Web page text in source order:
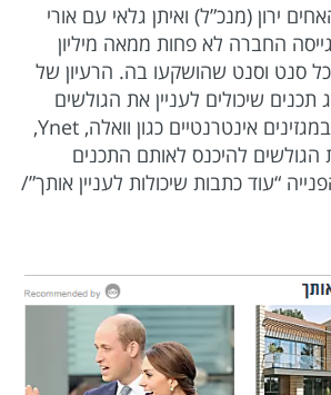
ירון (מנכ”ל) ואיתן גלאי עם אורי
החברה לא פחות ממאה מיליון
סנט וסנט שהושקעו בה. הרעיון של
תכנים שיכולים לעניין את הגולשים
בתחתית המאמרים במגזינים אינטרנטיים כגון וואלה, Ynet,
הגולשים להיכנס לאותם התכנים
“עוד כתבות שיכולות לעניין אותך”/